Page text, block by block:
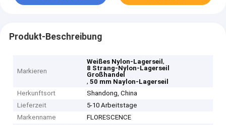
Produkt-Beschreibung
Markieren
Weißes Nylon-Lagerseil,
8 Strang-Nylon-Lagerseil
Großhandel
,50 mm Naylon-Lagerseil
Herkunftsort
Shandong, China
Lieferzeit
5-10 Arbeitstage
Markenname
FLORESCENCE